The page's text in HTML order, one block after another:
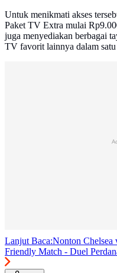
Untuk menikmati akses
Paket TV Extra mulai
juga menyediakan berbagai
TV favorit lainnya dalam
Lanjut Baca:Nonton Chelsea
Friendly Match - Duel